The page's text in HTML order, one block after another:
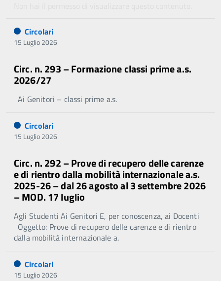
Circolari
15 Luglio 2026
Circ. n. 293 – Formazione classi prime a.s.
2026/27
Ai Genitori – classi prime a.s.
Circolari
15 Luglio 2026
Circ. n. 292 – Prove di recupero delle carenze
e di rientro dalla mobilità internazionale a.s.
2025-26 – dal 26 agosto al 3 settembre 2026
– MOD. 17 luglio
Agli Studenti Ai Genitori E, per conoscenza, ai Docenti
Oggetto: Prove di recupero delle carenze e di rientro
dalla mobilità internazionale a.
Circolari
15 Luglio 2026